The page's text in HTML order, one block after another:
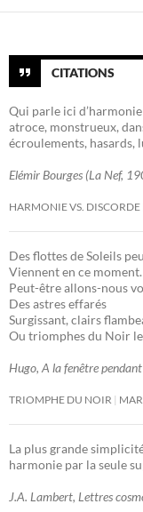
CITATIONS
Qui parle ici
atroce, monstrueux,
écroulements, hasards,
Elémir Bourges (La Nef,
HARMONIE VS. DISCORDE
Des flottes de Soleils
Viennent en ce
Peut-être allons-nous
Des astres effarés
Surgissant, clairs
Ou triomphes du Noir
Hugo, A la fenêtre
TRIOMPHE DU NOIR
La plus grande
harmonie par la seule
J.A. Lambert, Lettres